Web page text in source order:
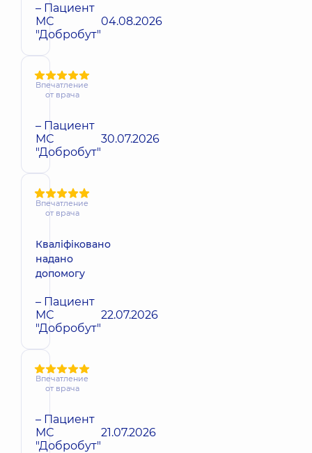
– Пациент
МС
"Добробут"
04.08.2026
Впечатление
от врача
– Пациент
МС
"Добробут"
30.07.2026
Впечатление
от врача
Кваліфіковано
надано
допомогу
– Пациент
МС
"Добробут"
22.07.2026
Впечатление
от врача
– Пациент
МС
"Добробут"
21.07.2026